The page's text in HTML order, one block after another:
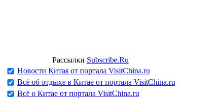
Рассылки Subscribe.Ru
Новости Китая от портала VisitChina.ru
Всё об отдыхе в Китае от портала VisitChina.ru
Всё о Китае от портала VisitChina.ru